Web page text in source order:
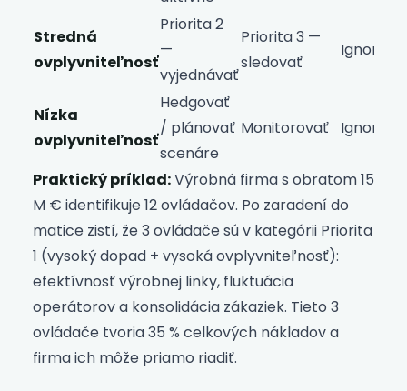
Stredná
ovplyvniteľnosť
Priorita 2
—
vyjednávať
Priorita 3 —
sledovať
Nízka
ovplyvniteľnosť
Hedgovať
/ plánovať
scenáre
Monitorovať
Praktický príklad:Výrobná firma s obratom 15
M € identifikuje 12 ovládačov. Po zaradení do
matice zistí, že 3 ovládače sú v kategórii Priorita
1 (vysoký dopad + vysoká ovplyvniteľnosť):
efektívnosť výrobnej linky, fluktuácia
operátorov a konsolidácia zákaziek. Tieto 3
ovládače tvoria 35 % celkových nákladov a
firma ich môže priamo riadiť.